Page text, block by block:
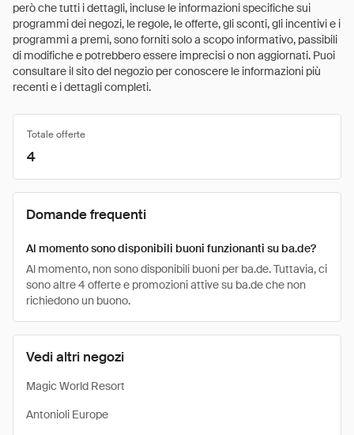
però che tutti i dettagli, incluse le informazioni specifiche sui
programmi dei negozi, le regole, le offerte, gli sconti, gli incentivi e i
programmi a premi, sono forniti solo a scopo informativo, passibili
di modifiche e potrebbero essere imprecisi o non aggiornati. Puoi
consultare il sito del negozio per conoscere le informazioni più
recenti e i dettagli completi.
Vedi altri negozi
Magic World Resort
Antonioli Europe
Totale offerte
4
Domande frequenti
Al momento sono disponibili buoni funzionanti su ba.de?
Al momento, non sono disponibili buoni per ba.de. Tuttavia, ci
sono altre 4 offerte e promozioni attive su ba.de che non
richiedono un buono.